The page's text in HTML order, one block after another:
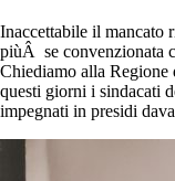
Inaccettabile il mancato
piùÂ se convenzionata
Chiediamo alla Regione
questi giorni i sindacati
impegnati in presidi